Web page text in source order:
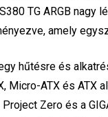
TG ARGB nagy
amely
hűtésre és
Micro-ATX és
Project Zero és a